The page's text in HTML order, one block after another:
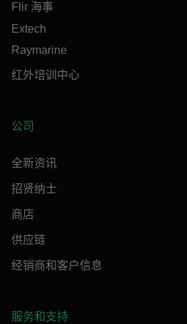
Flir 海事
Extech
Raymarine
红外培训中心
公司
全新资讯
招贤纳士
商店
供应链
经销商和客户信息
服务和支持